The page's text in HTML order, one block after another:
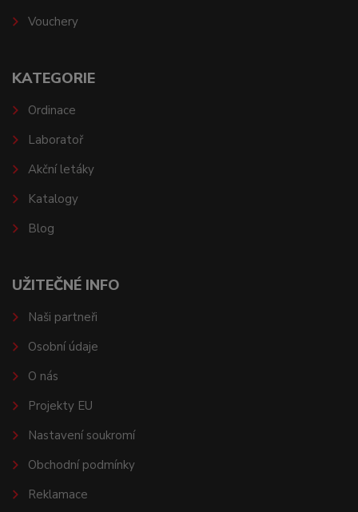
Vouchery
KATEGORIE
Ordinace
Laboratoř
Akční letáky
Katalogy
Blog
UŽITEČNÉ INFO
Naši partneři
Osobní údaje
O nás
Projekty EU
Nastavení soukromí
Obchodní podmínky
Reklamace